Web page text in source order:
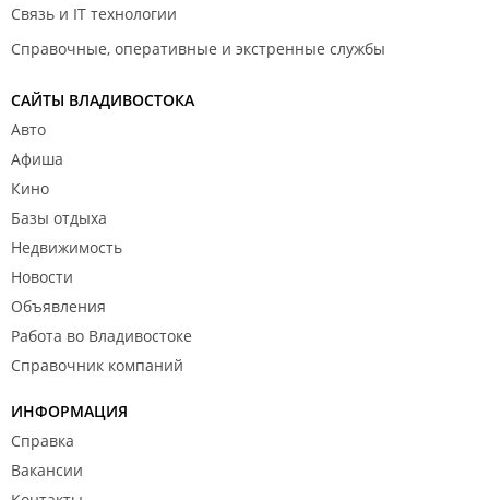
Связь и IT технологии
Справочные, оперативные и экстренные службы
САЙТЫ ВЛАДИВОСТОКА
Авто
Афиша
Кино
Базы отдыха
Недвижимость
Новости
Объявления
Работа во Владивостоке
Справочник компаний
ИНФОРМАЦИЯ
Справка
Вакансии